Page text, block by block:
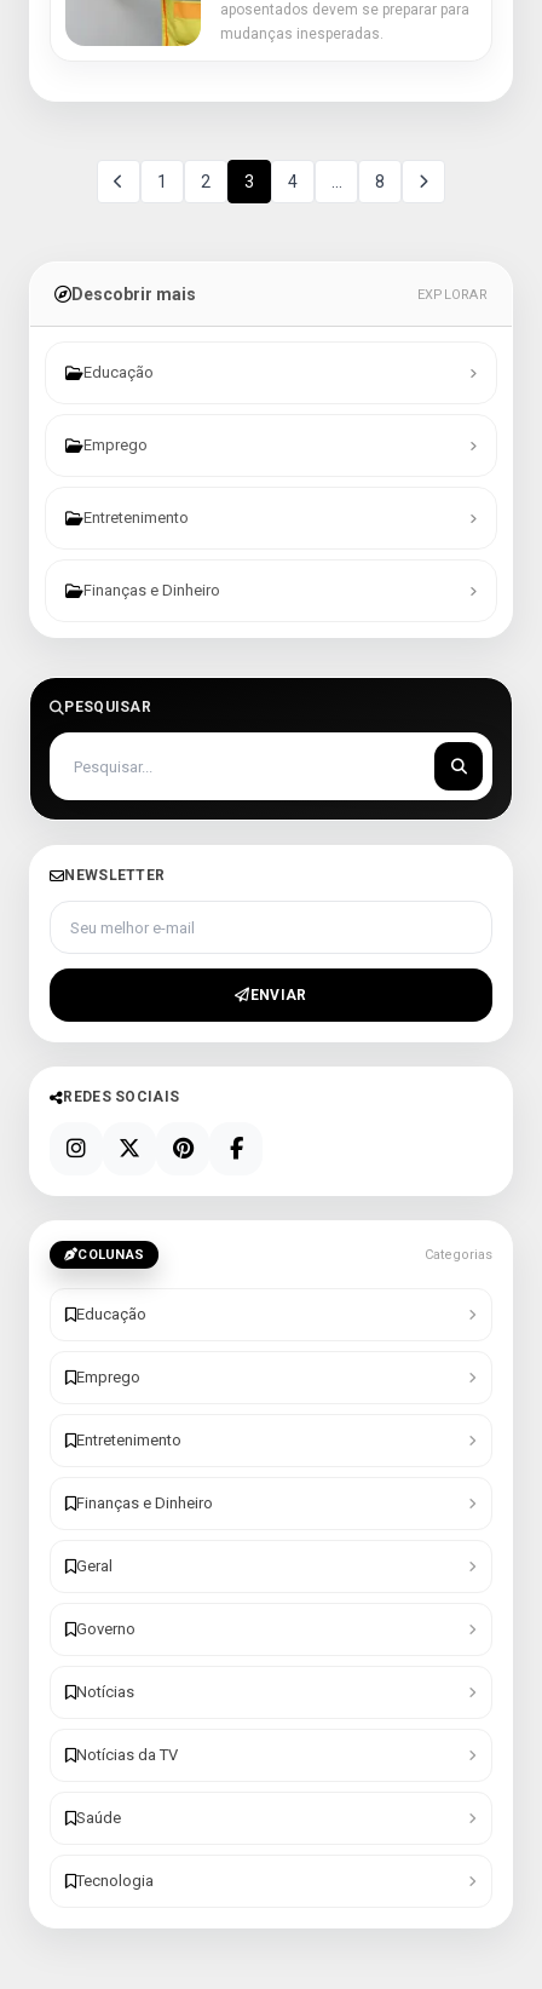
aposentados devem se preparar para
mudanças inesperadas.
1 2 3 4 8
Descobrir mais EXPLORAR
Educação
Emprego
Entretenimento
Finanças e Dinheiro
PESQUISAR
NEWSLETTER
Seu melhor e-mail
ENVIAR
REDES SOCIAIS
COLUNAS Categorias
Educação
Emprego
Entretenimento
Finanças e Dinheiro
Geral
Governo
Notícias
Notícias da TV
Saúde
Tecnologia